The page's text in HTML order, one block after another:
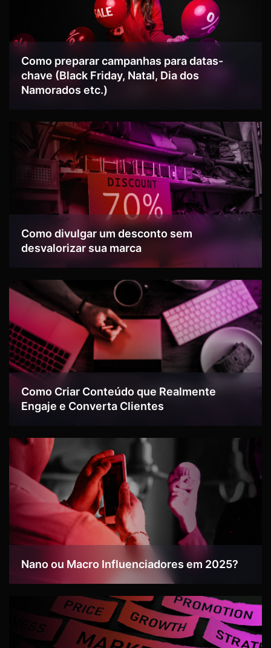
Como preparar campanhas para datas-
chave (Black Friday, Natal, Dia dos
Namorados etc.)
Como divulgar um desconto sem
desvalorizar sua marca
Como Criar Conteúdo que Realmente
Engaje e Converta Clientes
Nano ou Macro Influenciadores em 2025?